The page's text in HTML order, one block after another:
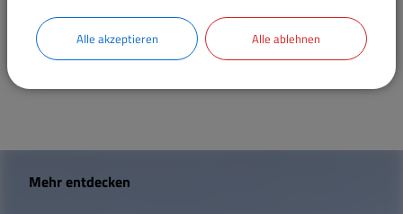
in Trommetsheim:
Donnerstag von 19.00 Uhr bis 20.00 Uhr im alten
Schulhaus, Kirchstraße 9
W
Mehr entdecken
Alle akzeptieren Alle ablehnen